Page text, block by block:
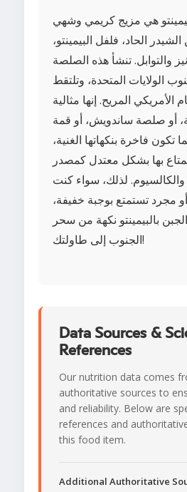
هي مزيج كريمي وشهي
الحاد، فلفل البيمينتو،
والتوابل. تنشأ هذه الصلصة
الولايات المتحدة، وتلتقط
الأمريكي المريح. إنها مثالية
أو صلصة ساندويش، أو قمة
تكون فاخرة بنكهاتها الغنية،
بها بشكل معتدل كمصدر
والكالسيوم. لذلك، سواء كنت
مجرد تستمتع بوجبة خفيفة،
بالبيمينتو نكهة من سحر
الجنوب إلى طاولتك!
Data Sources &
References
Our nutrition data comes
authoritative sources to
and reliability. Below are
references and
this food item.
Additional Authoritative